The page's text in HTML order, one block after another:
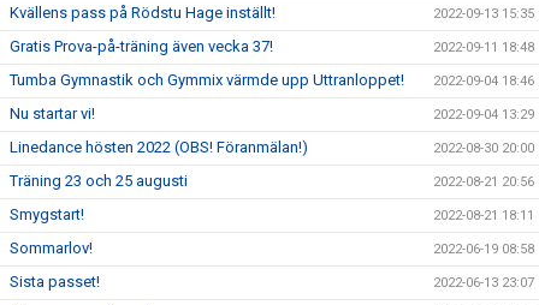
Kvällens pass på Rödstu Hage inställt! 2022-09-13 15:35
Gratis Prova-på-träning även vecka 37! 2022-09-11 18:48
Tumba Gymnastik och Gymmix värmde upp Uttranloppet! 2022-09-04 18:46
Nu startar vi! 2022-09-04 13:29
Linedance hösten 2022 (OBS! Föranmälan!) 2022-08-30 20:00
Träning 23 och 25 augusti 2022-08-21 20:56
Smygstart! 2022-08-21 18:11
Sommarlov! 2022-06-19 08:58
Sista passet! 2022-06-13 23:07